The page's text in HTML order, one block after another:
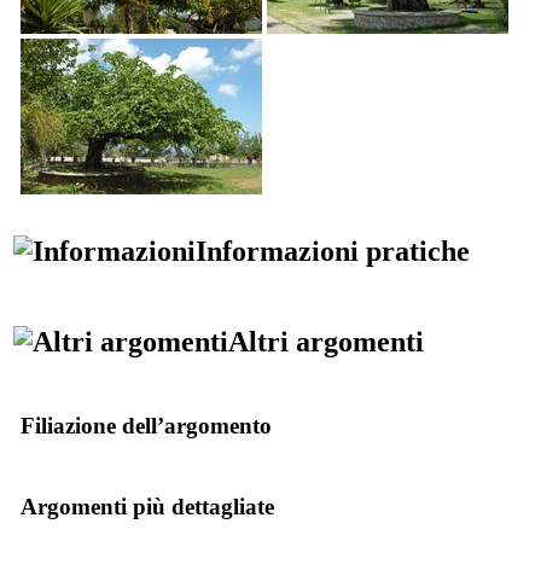
Informazioni pratiche
Altri argomenti
Filiazione dell’argomento
Argomenti più dettagliate